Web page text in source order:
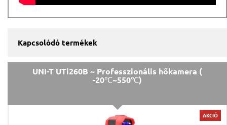
Kapcsolódó termékek
UNI-T UTi260B ~ Professzionális hőkamera (
-20℃~550℃)
AKCIÓ